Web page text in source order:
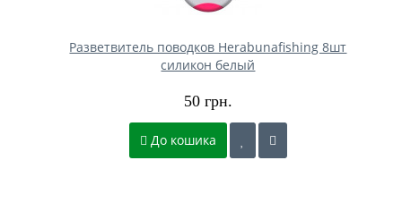
Разветвитель поводков Herabunafishing 8шт
силикон белый
50 грн.
До кошика